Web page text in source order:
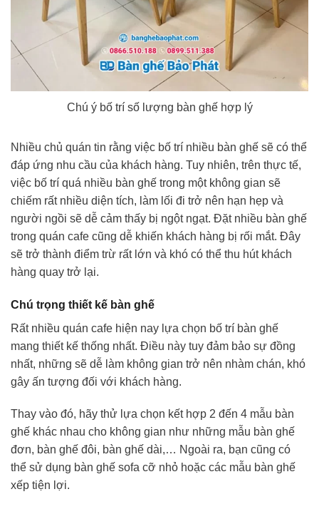
Chú ý bố trí số lượng bàn ghế hợp lý
Nhiều chủ quán tin rằng việc bố trí nhiều bàn ghế sẽ có thể
đáp ứng nhu cầu của khách hàng. Tuy nhiên, trên thực tế,
việc bố trí quá nhiều bàn ghế trong một không gian sẽ
chiếm rất nhiều diện tích, làm lối đi trở nên hạn hẹp và
người ngồi sẽ dễ cảm thấy bị ngột ngạt. Đặt nhiều bàn ghế
trong quán cafe cũng dễ khiến khách hàng bị rối mắt. Đây
sẽ trở thành điểm trừ rất lớn và khó có thể thu hút khách
hàng quay trở lại.
Chú trọng thiết kế bàn ghế
Rất nhiều quán cafe hiện nay lựa chọn bố trí bàn ghế
mang thiết kế thống nhất. Điều này tuy đảm bảo sự đồng
nhất, những sẽ dễ làm không gian trở nên nhàm chán, khó
gây ấn tượng đối với khách hàng.
Thay vào đó, hãy thử lựa chọn kết hợp 2 đến 4 mẫu bàn
ghế khác nhau cho không gian như những mẫu bàn ghế
đơn, bàn ghế đôi, bàn ghế dài,… Ngoài ra, bạn cũng có
thể sử dụng bàn ghế sofa cỡ nhỏ hoặc các mẫu bàn ghế
xếp tiện lợi.